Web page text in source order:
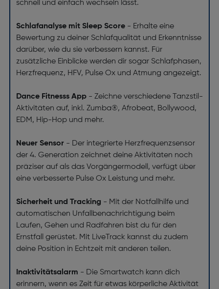
schnell und einfach wechseln lässt.
Schlafanalyse mit Sleep Score- Erhalte eine
Bewertung zu deiner Schlafqualität und Erkenntnisse
darüber, wie du sie verbessern kannst. Für
zusätzliche Einblicke werden dir sogar Schlafphasen,
Herzfrequenz, HFV, Pulse Ox und Atmung angezeigt.
Dance Fitnesss App- Zeichne verschiedene Tanzstil-
Aktivitäten auf, inkl. Zumba®, Afrobeat, Bollywood,
EDM, Hip-Hop und mehr.
Neuer Sensor - Der integrierte Herzfrequenzsensor
der 4. Generation zeichnet deine Aktivitäten noch
präziser auf als das Vorgängermodell, verfügt über
eine verbesserte Pulse Ox Leistung und mehr.
Sicherheit und Tracking - Mit der Notfallhilfe und
automatischen Unfallbenachrichtigung beim
Laufen, Gehen und Radfahren bist du für den
Ernstfall gerüstet. Mit LiveTrack kannst du zudem
deine Position in Echtzeit mit anderen teilen.
Inaktivitätsalarm - Die Smartwatch kann dich
erinnern, wenn es Zeit für etwas körperliche Aktivität